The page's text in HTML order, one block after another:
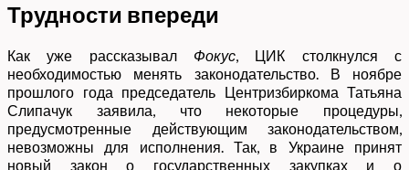
Трудности впереди
Как уже рассказывал Фокус, ЦИК столкнулся с
необходимостью менять законодательство. В ноябре
прошлого года председатель Центризбиркома Татьяна
Слипачук заявила, что некоторые процедуры,
предусмотренные действующим законодательством,
невозможны для исполнения. Так, в Украине принят
новый закон о государственных закупках и о